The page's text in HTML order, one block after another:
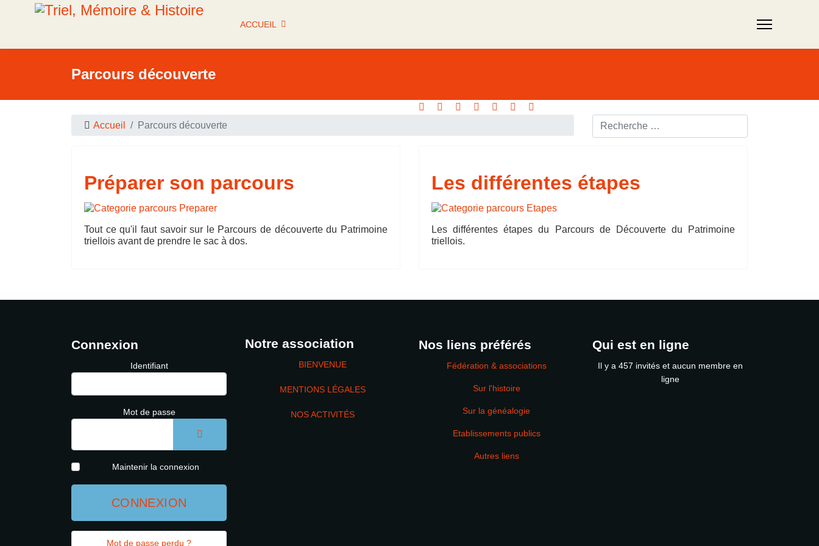
ACCUEIL
Parcours découverte
Accueil Parcours découverte
Rechercher ...
Préparer son parcours
Tout ce qu'il faut savoir sur le Parcours de découverte du Patrimoine
triellois avant de prendre le sac à dos.
Les différentes étapes
Les différentes étapes du Parcours de Découverte du Patrimoine
triellois.
Connexion
Identifiant
Mot de passe
AFFICHER LE MOT DE PASSE
Maintenir la connexion
CONNEXION
Mot de passe perdu ?
Notre association
BIENVENUE
MENTIONS LÉGALES
NOS ACTIVITÉS
Nos liens préférés
Fédération & associations
Sur l'histoire
Sur la généalogie
Etablissements publics
Autres liens
Qui est en ligne
Il y a 457 invités et aucun membre en
ligne